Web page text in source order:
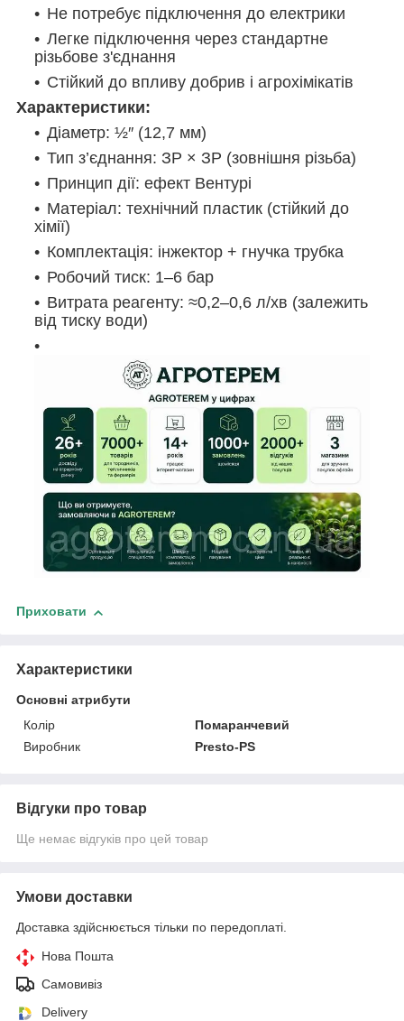
Не потребує підключення до електрики
Легке підключення через стандартне
різьбове з'єднання
Стійкий до впливу добрив і агрохімікатів
Характеристики:
Діаметр: ½″ (12,7 мм)
Тип з’єднання: ЗР × ЗР (зовнішня різьба)
Принцип дії: ефект Вентурі
Матеріал: технічний пластик (стійкий до
хімії)
Комплектація: інжектор + гнучка трубка
Робочий тиск: 1–6 бар
Витрата реагенту: ≈0,2–0,6 л/хв (залежить
від тиску води)
Приховати
Характеристики
Основні атрибути
Колір
Помаранчевий
Виробник
Presto-PS
Відгуки про товар
Ще немає відгуків про цей товар
Умови доставки
Доставка здійснюється тільки по передоплаті.
Нова Пошта
Самовивіз
Delivery